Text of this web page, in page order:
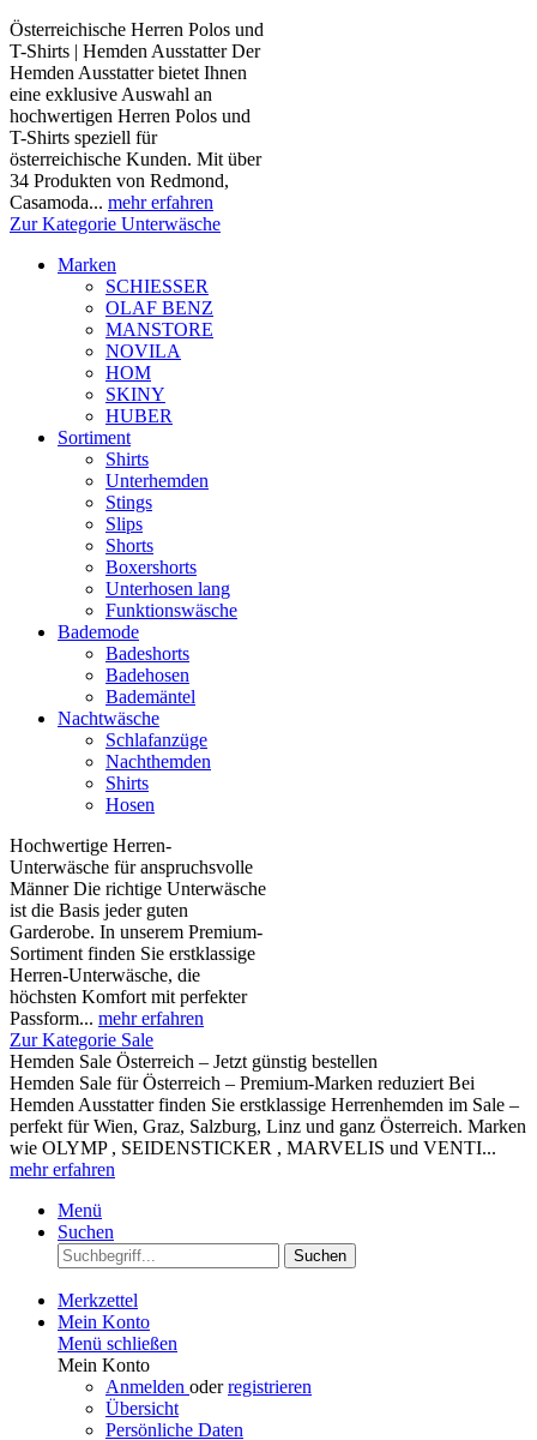
Österreichische Herren Polos und
T-Shirts | Hemden Ausstatter Der
Hemden Ausstatter bietet Ihnen
eine exklusive Auswahl an
hochwertigen Herren Polos und
T-Shirts speziell für
österreichische Kunden. Mit über
34 Produkten von Redmond,
Casamoda... mehr erfahren
Zur Kategorie Unterwäsche
Marken
SCHIESSER
OLAF BENZ
MANSTORE
NOVILA
HOM
SKINY
HUBER
Sortiment
Shirts
Unterhemden
Stings
Slips
Shorts
Boxershorts
Unterhosen lang
Funktionswäsche
Bademode
Badeshorts
Badehosen
Bademäntel
Nachtwäsche
Schlafanzüge
Nachthemden
Shirts
Hosen
Hochwertige Herren-
Unterwäsche für anspruchsvolle
Männer Die richtige Unterwäsche
ist die Basis jeder guten
Garderobe. In unserem Premium-
Sortiment finden Sie erstklassige
Herren-Unterwäsche, die
höchsten Komfort mit perfekter
Passform... mehr erfahren
Zur Kategorie Sale
Hemden Sale Österreich – Jetzt günstig bestellen
Hemden Sale für Österreich – Premium-Marken reduziert Bei
Hemden Ausstatter finden Sie erstklassige Herrenhemden im Sale –
perfekt für Wien, Graz, Salzburg, Linz und ganz Österreich. Marken
wie OLYMP , SEIDENSTICKER , MARVELIS und VENTI...
mehr erfahren
Menü
Suchen
Suchen
Merkzettel
Mein Konto
Menü schließen
Mein Konto
Anmelden oderregistrieren
Übersicht
Persönliche Daten